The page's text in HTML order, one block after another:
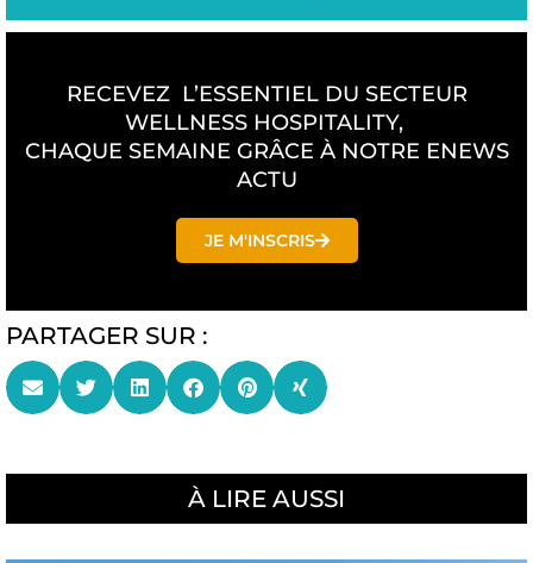
RECEVEZ L’ESSENTIEL DU SECTEUR
WELLNESS HOSPITALITY,
CHAQUE SEMAINE GRÂCE À NOTRE ENEWS
ACTU
JE M'INSCRIS
PARTAGER SUR :
À LIRE AUSSI